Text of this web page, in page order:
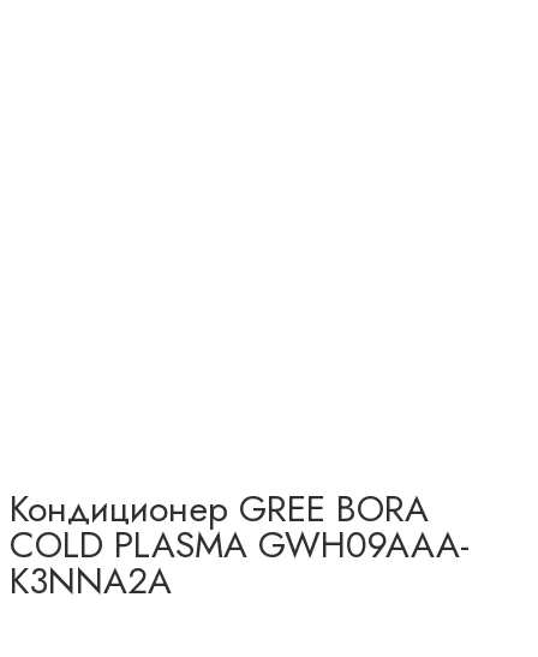
Кондиционер GREE BORA
COLD PLASMA GWH09AAA-
K3NNA2A